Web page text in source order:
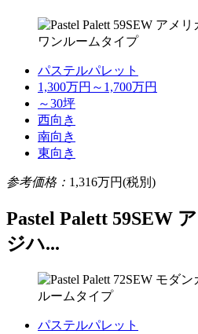
パステルパレット
1,300万円～1,700万円
～30坪
西向き
南向き
東向き
参考価格： 1,316万円(税別)
Pastel Palett 59SEW
ジハ...
パステルパレット